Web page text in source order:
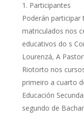
Participantes
Poderán participar
matriculados nos
educativos do s
Lourenzá, A
Riotorto nos
primeiro a cuarto
Educación
segundo de